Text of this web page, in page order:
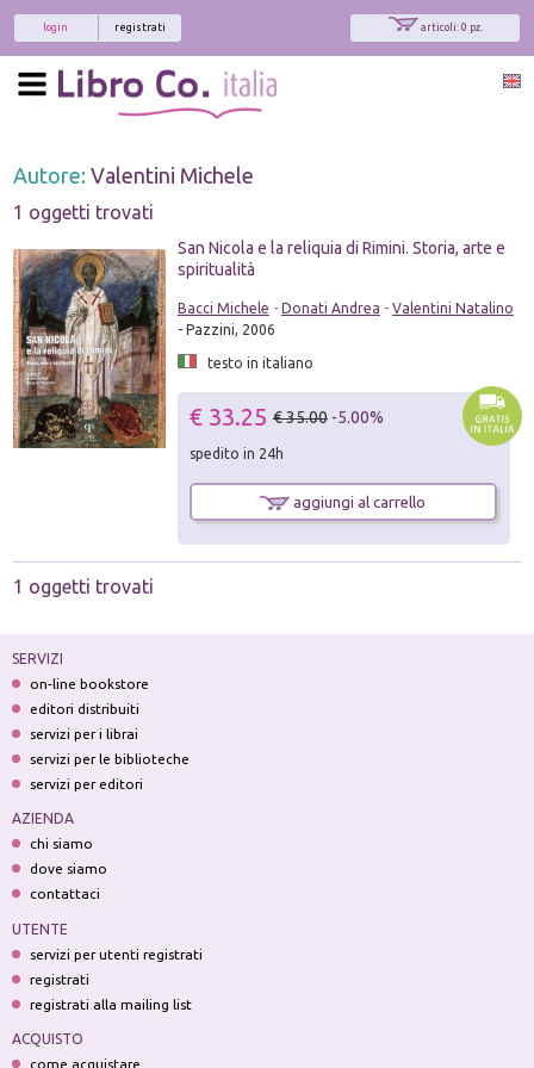
articoli: 0 pz.
registrati
login
Autore:Valentini Michele
1 oggetti trovati
San Nicola e la reliquia di Rimini. Storia, arte e
spiritualità
Bacci Michele - Donati Andrea - Valentini Natalino
- Pazzini, 2006
testo in italiano
€ 33.25 € 35.00 -5.00%
spedito in 24h
aggiungi al carrello
1 oggetti trovati
SERVIZI
on-line bookstore
editori distribuiti
servizi per i librai
servizi per le biblioteche
servizi per editori
AZIENDA
chi siamo
dove siamo
contattaci
UTENTE
servizi per utenti registrati
registrati
registrati alla mailing list
ACQUISTO
come acquistare